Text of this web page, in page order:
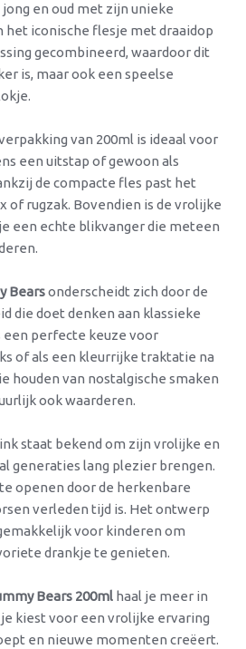
en oud met zijn unieke
het iconische flesje met draaidop
gecombineerd, waardoor dit
is, maar ook een speelse
van 200ml is ideaal voor
een uitstap of gewoon als
de compacte fles past het
of rugzak. Bovendien is de vrolijke
een echte blikvanger die meteen
Bearsonderscheidt zich door de
die doet denken aan klassieke
een perfecte keuze voor
of als een kleurrijke traktatie na
houden van nostalgische smaken
ook waarderen.
staat bekend om zijn vrolijke en
generaties lang plezier brengen.
openen door de herkenbare
verleden tijd is. Het ontwerp
voor kinderen om
drankje te genieten.
Bears 200ml haal je meer in
je kiest voor een vrolijke ervaring
en nieuwe momenten creëert.